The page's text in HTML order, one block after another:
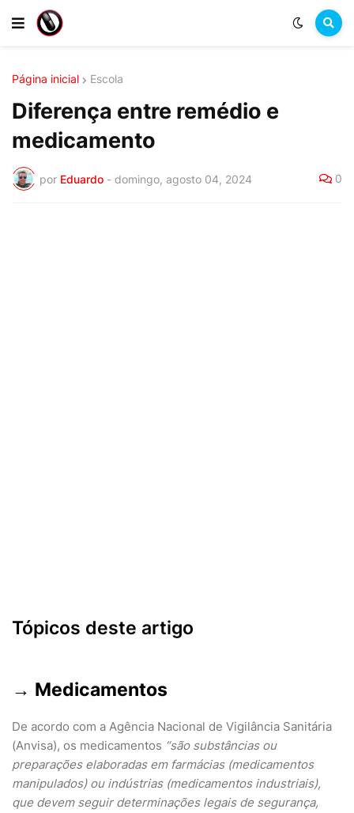
Página inicial Escola
Diferença entre remédio e
medicamento
por Eduardo - domingo, agosto 04, 2024 0
Tópicos deste artigo
→ Medicamentos
De acordo com a Agência Nacional de Vigilância Sanitária
(Anvisa), os medicamentos “são substâncias ou
preparações elaboradas em farmácias (medicamentos
manipulados) ou indústrias (medicamentos industriais),
que devem seguir determinações legais de segurança,